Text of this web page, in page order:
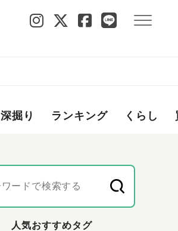
深掘り ランキング くらし
人気おすすめタグ